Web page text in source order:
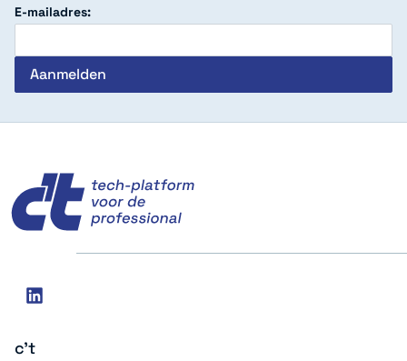
E-mailadres:
Social
linkedin
c't